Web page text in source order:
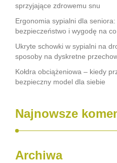
sprzyjające zdrowemu snu
Ergonomia sypialni dla
bezpieczeństwo i wygodę na
Ukryte schowki w sypialni na
sposoby na dyskretne
Kołdra obciążeniowa – kiedy
bezpieczny model dla siebie
Najnowsze
Archiwa